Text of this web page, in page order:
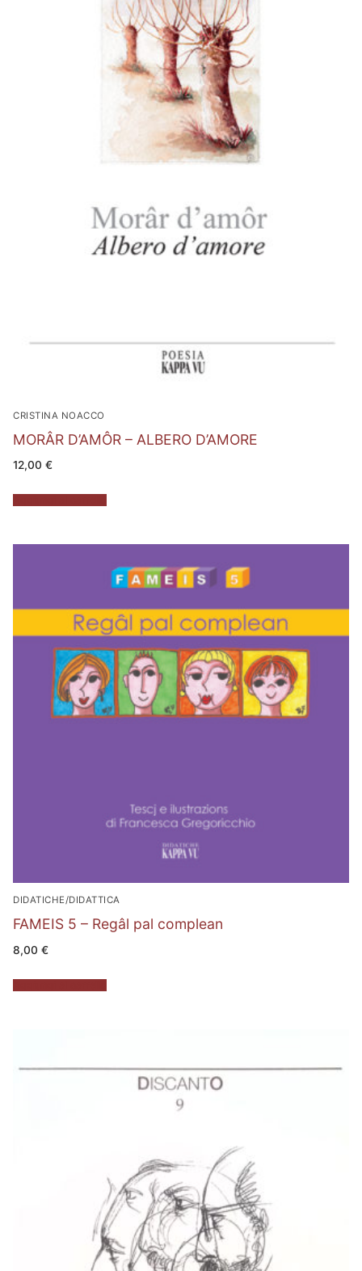
CRISTINA NOACCO
MORÂR D’AMÔR – ALBERO D’AMORE
12,00 €
DIDATICHE/DIDATTICA
FAMEIS 5 – Regâl pal complean
8,00 €